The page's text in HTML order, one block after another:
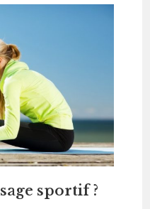
sportif ?